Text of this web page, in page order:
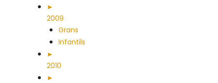
►
2009
Grans
Infantils
►
2010
►